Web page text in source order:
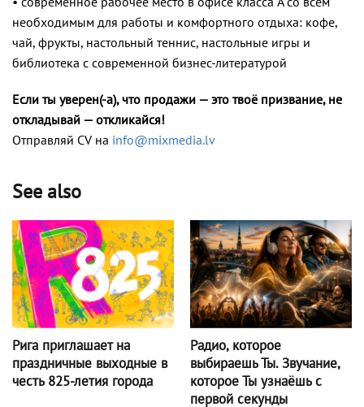
необходимым для работы и комфортного отдыха: кофе,
чай, фрукты, настольный теннис, настольные игры и
библиотека с современной бизнес-литературой
Если ты уверен(-а), что продажи — это твоё призвание, не
откладывай — откликайся!
Отправляй CV на info@mixmedia.lv
See also
Рига приглашает на
праздничные выходные в
честь 825-летия города
Радио, которое
выбираешь Ты. Звучание,
которое Ты узнаёшь с
первой секунды